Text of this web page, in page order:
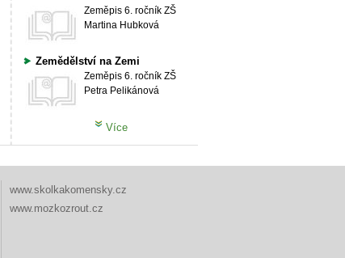
Zeměpis 6. ročník ZŠ
Martina Hubková
Zemědělství na Zemi
Zeměpis 6. ročník ZŠ
Petra Pelikánová
Více
www.skolkakomensky.cz
www.mozkozrout.cz